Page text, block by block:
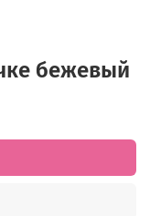
бежевый